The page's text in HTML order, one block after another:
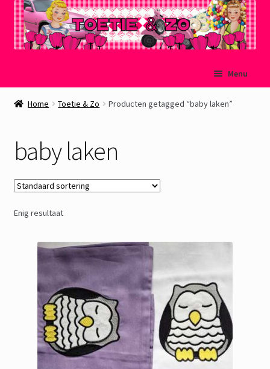
naar
de
Menu
Welkom
Winkelmand
Gastenboek
Home Toetie & Zo Producten getagged “baby laken”
baby laken
Enig resultaat